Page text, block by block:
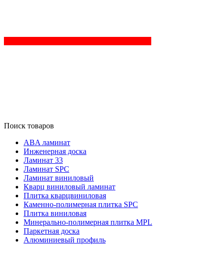
Поиск товаров
ABA ламинат
Инженерная доска
Ламинат 33
Ламинат SPC
Ламинат виниловый
Кварц виниловый ламинат
Плитка кварцвиниловая
Каменно-полимерная плитка SPC
Плитка виниловая
Минерально-полимерная плитка MPL
Паркетная доска
Алюминиевый профиль